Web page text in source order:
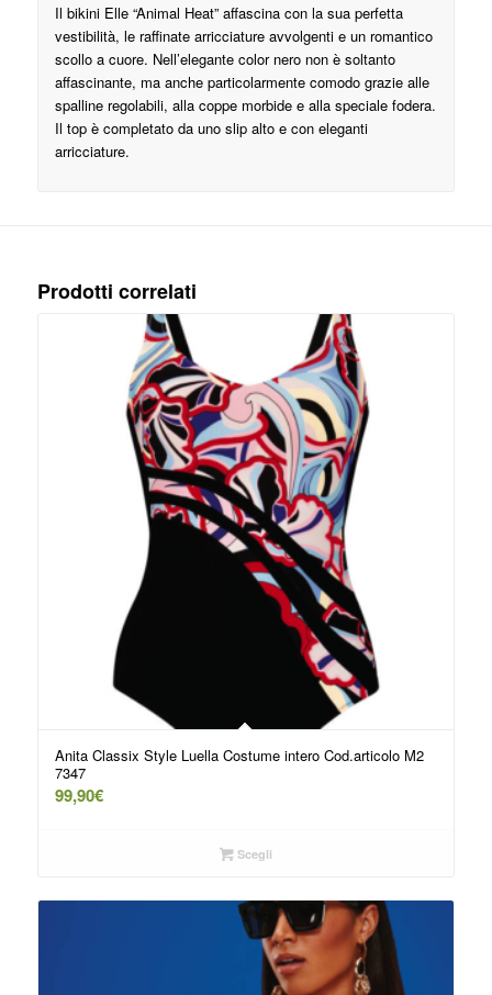
Il bikini Elle “Animal Heat” affascina con la sua perfetta
vestibilità, le raffinate arricciature avvolgenti e un romantico
scollo a cuore. Nell’elegante color nero non è soltanto
affascinante, ma anche particolarmente comodo grazie alle
spalline regolabili, alla coppe morbide e alla speciale fodera.
Il top è completato da uno slip alto e con eleganti
arricciature.
Prodotti correlati
Anita Classix Style Luella Costume intero Cod.articolo M2
7347
99,90€
Scegli